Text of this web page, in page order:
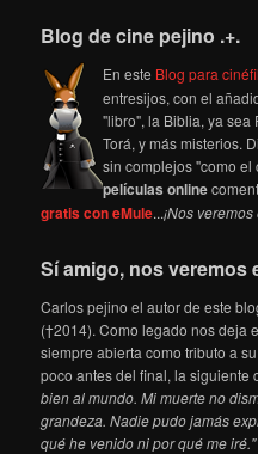
Blog de cine pejino .+.
En este Blog para
entresijos, con el
"libro", la Biblia, ya sea
Torá, y más misterios.
sin complejos "como el
películas online
gratis con eMule...¡Nos
Sí amigo, nos veremos
Carlos pejino el autor de este
(†2014). Como legado nos deja
siempre abierta como tributo a
poco antes del final, la siguiente
bien al mundo. Mi muerte no
grandeza. Nadie pudo jamás
qué he venido ni por qué me iré."